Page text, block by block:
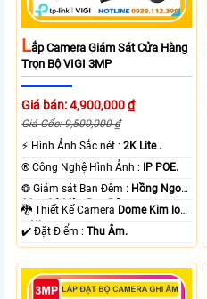
LẮp Camera Giám Sát Cửa Hàng
Trọn Bộ VIGI 3MP
Giá bán: 4,900,000 ₫
Giá Gốc: 9,500,000 ₫
️⚡ Hình Ảnh Sắc nét :2K Lite .
®️ Công Nghệ Hình Ảnh : IP POE.
❂ Giám sát Ban Đêm : Hồng Ngoại
30m Có Màu Ban Ðêm.
🐉️ Thiết Kế Camera Dome Kim loại
+ Nhựa.
️✔️ Đặt Điểm :Thu Âm.